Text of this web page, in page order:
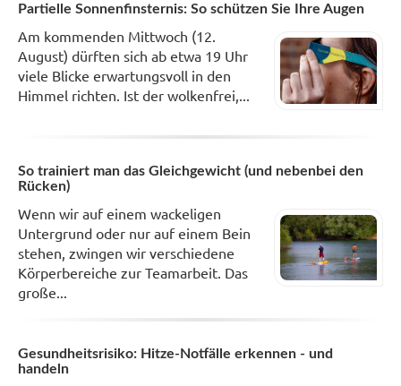
Partielle Sonnenfinsternis: So schützen Sie Ihre Augen
Am kommenden Mittwoch (12.
August) dürften sich ab etwa 19 Uhr
viele Blicke erwartungsvoll in den
Himmel richten. Ist der wolkenfrei,...
So trainiert man das Gleichgewicht (und nebenbei den
Rücken)
Wenn wir auf einem wackeligen
Untergrund oder nur auf einem Bein
stehen, zwingen wir verschiedene
Körperbereiche zur Teamarbeit. Das
große...
Gesundheitsrisiko: Hitze-Notfälle erkennen - und
handeln